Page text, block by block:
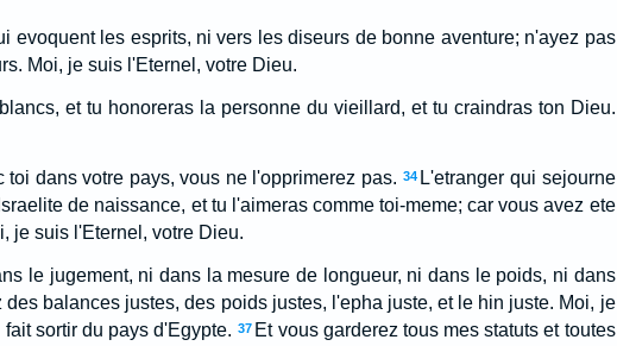
evoquent les esprits, ni vers les diseurs de bonne aventure; n'ayez pas
Moi, je suis l'Eternel, votre Dieu.
et tu honoreras la personne du vieillard, et tu craindras ton Dieu.
dans votre pays, vous ne l'opprimerez pas. 34 L'etranger qui sejourne
de naissance, et tu l'aimeras comme toi-meme; car vous avez ete
je suis l'Eternel, votre Dieu.
le jugement, ni dans la mesure de longueur, ni dans le poids, ni dans
des balances justes, des poids justes, l'epha juste, et le hin juste. Moi, je
sortir du pays d'Egypte. 37 Et vous garderez tous mes statuts et toutes